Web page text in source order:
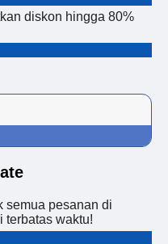
diskon hingga 80%
semua pesanan di
terbatas waktu!